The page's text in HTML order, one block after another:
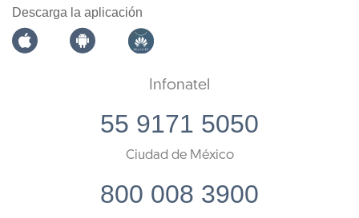
Descarga la aplicación
Infonatel
55 9171 5050
Ciudad de México
800 008 3900